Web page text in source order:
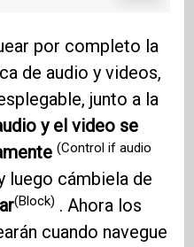
por completo la
de audio y videos,
junto a la
y el video se
(Control if audio
luego cámbiela de
(Block) . Ahora los
cuando navegue